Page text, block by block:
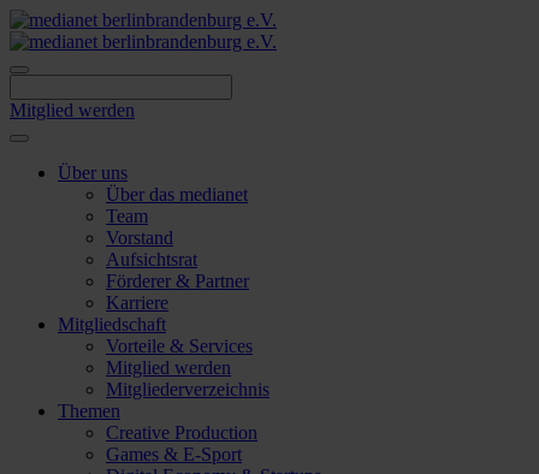
Skip
to
content
Mitglied werden
Über uns
Über das medianet
Team
Vorstand
Aufsichtsrat
Förderer & Partner
Karriere
Mitgliedschaft
Vorteile & Services
Mitglied werden
Mitgliederverzeichnis
Themen
Creative Production
Games & E-Sport